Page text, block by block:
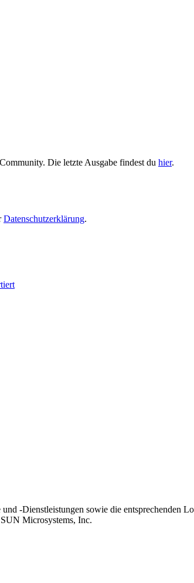
Die letzte Ausgabe findest du hier.
Datenschutzerklärung.
-Dienstleistungen sowie die entsprechenden
Microsystems, Inc.